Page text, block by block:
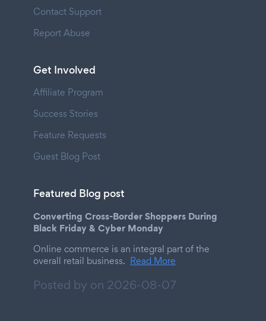
Contact Support
Report Abuse
Get Involved
Affiliate Program
Success Stories
Feature Requests
Guest Blog Post
Featured Blog post
Converting Cross-Border Shoppers During
Black Friday & Cyber Monday
Online commerce is an integral part of the
overall retail business. Read More
Posted by on 2026-08-07